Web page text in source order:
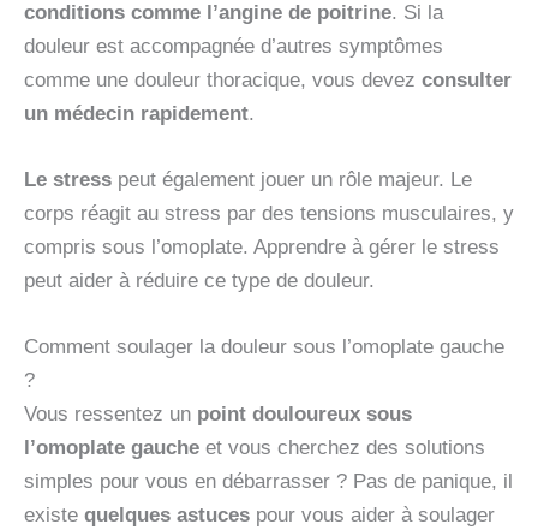
conditions comme l’angine de poitrine. Si la
douleur est accompagnée d’autres symptômes
comme une douleur thoracique, vous devez consulter
un médecin rapidement.
Le stress peut également jouer un rôle majeur. Le
corps réagit au stress par des tensions musculaires, y
compris sous l’omoplate. Apprendre à gérer le stress
peut aider à réduire ce type de douleur.
Comment soulager la douleur sous l’omoplate gauche
?
Vous ressentez un point douloureux sous
l’omoplate gauche et vous cherchez des solutions
simples pour vous en débarrasser ? Pas de panique, il
existe quelques astuces pour vous aider à soulager